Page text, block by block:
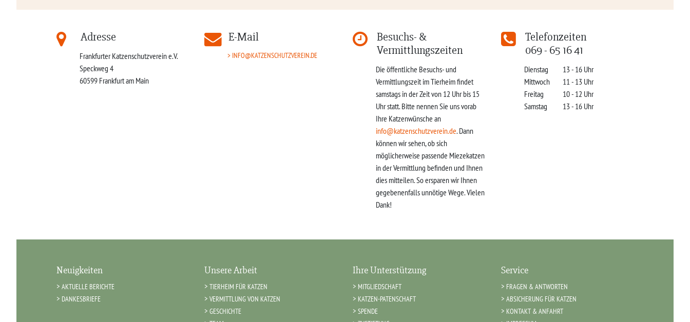
Adresse
Frankfurter Katzenschutzverein e.V.
Speckweg 4
60599 Frankfurt am Main
E-Mail
INFO@KATZENSCHUTZVEREIN.DE
Besuchs- &
Vermittlungszeiten
Die öffentliche Besuchs- und
Vermittlungszeit im Tierheim findet
samstags in der Zeit von 12 Uhr bis 15
Uhr statt. Bitte nennen Sie uns vorab
Ihre Katzenwünsche an
info@katzenschutzverein.de. Dann
können wir sehen, ob sich
möglicherweise passende Miezekatzen
in der Vermittlung befinden und Ihnen
dies mitteilen. So ersparen wir Ihnen
gegebenenfalls unnötige Wege. Vielen
Dank!
Telefonzeiten
069 - 65 16 41
Dienstag
13 - 16 Uhr
Mittwoch
11 - 13 Uhr
Freitag
10 - 12 Uhr
Samstag
13 - 16 Uhr
Neuigkeiten
AKTUELLE BERICHTE
DANKESBRIEFE
Unsere Arbeit
TIERHEIM FÜR KATZEN
VERMITTLUNG VON KATZEN
GESCHICHTE
Ihre Unterstützung
MITGLIEDSCHAFT
KATZEN-PATENSCHAFT
SPENDE
Service
FRAGEN & ANTWORTEN
ABSICHERUNG FÜR KATZEN
KONTAKT & ANFAHRT